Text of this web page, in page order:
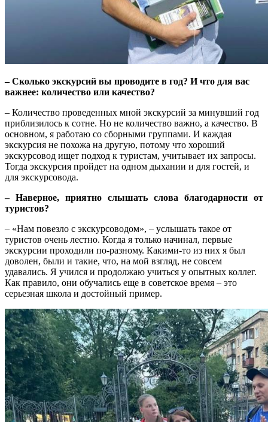
– Сколько экскурсий вы проводите в год? И что для вас
важнее: количество или качество?
– Количество проведенных мной экскурсий за минувший год
приблизилось к сотне. Но не количество важно, а качество. В
основном, я работаю со сборными группами. И каждая
экскурсия не похожа на другую, потому что хороший
экскурсовод ищет подход к туристам, учитывает их запросы.
Тогда экскурсия пройдет на одном дыхании и для гостей, и
для экскурсовода.
– Наверное, приятно слышать слова благодарности от
туристов?
– «Нам повезло с экскурсоводом», – услышать такое от
туристов очень лестно. Когда я только начинал, первые
экскурсии проходили по-разному. Какими-то из них я был
доволен, были и такие, что, на мой взгляд, не совсем
удавались. Я учился и продолжаю учиться у опытных коллег.
Как правило, они обучались еще в советское время – это
серьезная школа и достойный пример.